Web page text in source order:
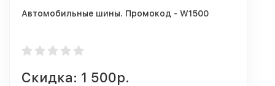
Автомобильные шины. Промокод - W1500
Скидка: 1 500р.